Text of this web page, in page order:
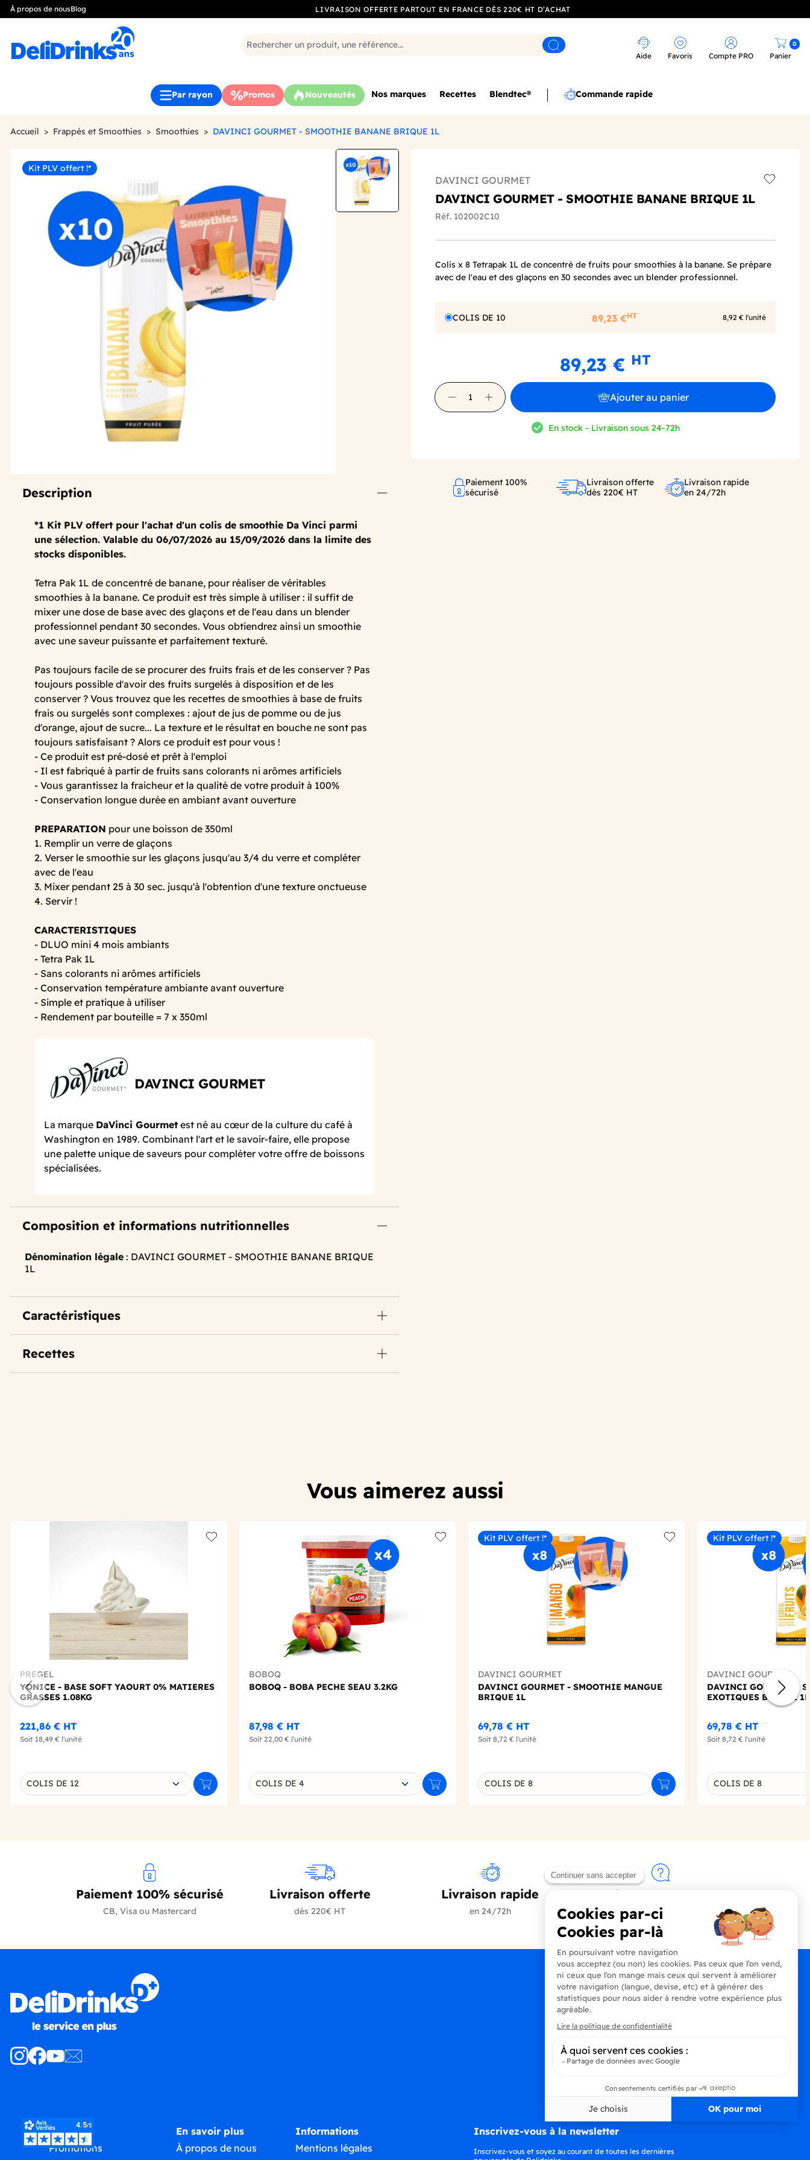
À propos de nousBlog LIVRAISON OFFERTE PARTOUT EN FRANCE DÈS 220€ HT D’ACHAT
Rechercher
Aide Favoris Compte PRO Panier
0
Par rayon Promos Nouveautés Nos marques Recettes Blendtec® Commande rapide
Accueil Frappés et Smoothies Smoothies DAVINCI GOURMET - SMOOTHIE BANANE BRIQUE 1L
Kit PLV offert !*
Description
*1 Kit PLV offert pour l'achat d'un colis de smoothie Da Vinci parmi
une sélection. Valable du 06/07/2026 au 15/09/2026 dans la limite des
stocks disponibles.
Tetra Pak 1L de concentré de banane, pour réaliser de véritables
smoothies à la banane. Ce produit est très simple à utiliser : il suffit de
mixer une dose de base avec des glaçons et de l'eau dans un blender
professionnel pendant 30 secondes. Vous obtiendrez ainsi un smoothie
avec une saveur puissante et parfaitement texturé.
Pas toujours facile de se procurer des fruits frais et de les conserver ? Pas
toujours possible d'avoir des fruits surgelés à disposition et de les
conserver ? Vous trouvez que les recettes de smoothies à base de fruits
frais ou surgelés sont complexes : ajout de jus de pomme ou de jus
d'orange, ajout de sucre... La texture et le résultat en bouche ne sont pas
toujours satisfaisant ? Alors ce produit est pour vous !
- Ce produit est pré-dosé et prêt à l'emploi
- Il est fabriqué à partir de fruits sans colorants ni arômes artificiels
- Vous garantissez la fraicheur et la qualité de votre produit à 100%
- Conservation longue durée en ambiant avant ouverture
PREPARATION pour une boisson de 350ml
1. Remplir un verre de glaçons
2. Verser le smoothie sur les glaçons jusqu'au 3/4 du verre et compléter
avec de l'eau
3. Mixer pendant 25 à 30 sec. jusqu'à l'obtention d'une texture onctueuse
4. Servir !
CARACTERISTIQUES
- DLUO mini 4 mois ambiants
- Tetra Pak 1L
- Sans colorants ni arômes artificiels
- Conservation température ambiante avant ouverture
- Simple et pratique à utiliser
- Rendement par bouteille = 7 x 350ml
DAVINCI GOURMET
La marque DaVinci Gourmet est né au cœur de la culture du café à
Washington en 1989. Combinant l'art et le savoir-faire, elle propose
une palette unique de saveurs pour compléter votre offre de boissons
spécialisées.
Composition et informations nutritionnelles
Dénomination légale : DAVINCI GOURMET - SMOOTHIE BANANE BRIQUE
1L
Caractéristiques
Recettes
DAVINCI GOURMET
DAVINCI GOURMET - SMOOTHIE BANANE BRIQUE 1L
Réf. 102002C10
Colis x 8 Tetrapak 1L de concentré de fruits pour smoothies à la banane. Se prépare
avec de l'eau et des glaçons en 30 secondes avec un blender professionnel.
COLIS DE 10 89,23 €HT 8,92 € l'unité
89,23 € HT
Ajouter au panier
En stock - Livraison sous 24-72h
Paiement 100%
sécurisé
Livraison offerte
dès 220€ HT
Livraison rapide
en 24/72h
Vous aimerez aussi
PREGEL
YONICE - BASE SOFT YAOURT 0% MATIERES
GRASSES 1.08KG
221,86 € HT
Soit 18,49 € l'unité
Choisissez une déclinaison
COLIS DE 12 Ajouter au panier
Add to wishlist
BOBOQ
BOBOQ - BOBA PECHE SEAU 3.2KG
87,98 € HT
Soit 22,00 € l'unité
Choisissez une déclinaison
COLIS DE 4 Ajouter au panier
Kit PLV offert !*
Add to wishlist
DAVINCI GOURMET
DAVINCI GOURMET - SMOOTHIE MANGUE
BRIQUE 1L
69,78 € HT
Soit 8,72 € l'unité
Déclinaison du produit
COLIS DE 8 Ajouter au panier
Kit PLV offert !*
DAVINCI GOURMET
DAVINCI GOURMET -
EXOTIQUES BRIQUE 1L
69,78 € HT
Soit 8,72 € l'unité
Déclinaison du produit
COLIS DE 8
Paiement 100% sécurisé
CB, Visa ou Mastercard
Livraison offerte
dès 220€ HT
Livraison rapide
en 24/72h
Contactez-nous
+33 (0)4 90 91 20 80
Produits
Promotions
En savoir plus
À propos de nous
Informations
Mentions légales
Inscrivez-vous à la newsletter
Inscrivez-vous et soyez au courant de toutes les dernières